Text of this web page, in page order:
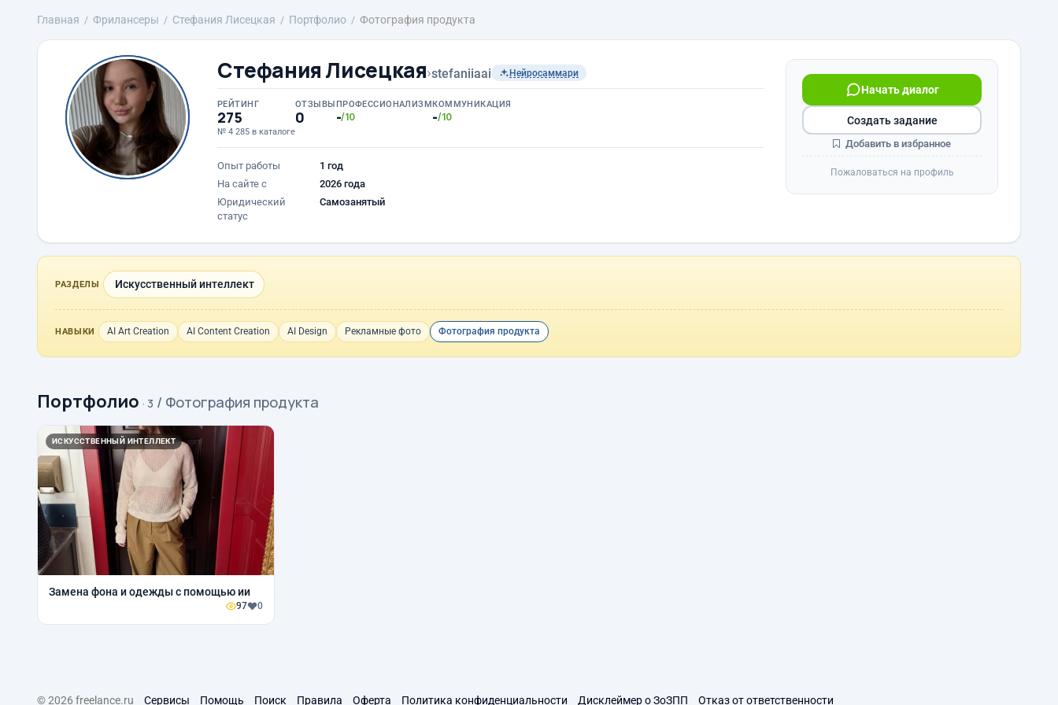
Главная Фрилансеры Стефания Лисецкая Портфолио Фотография продукта
Стефания Лисецкая›stefaniiaai Нейросаммари
РЕЙТИНГ
275
№ 4 285 в каталоге
ОТЗЫВЫ
0
ПРОФЕССИОНАЛИЗМ
-/10
КОММУНИКАЦИЯ
-/10
Опыт работы
1 год
На сайте с
2026 года
Юридический
статус
Самозанятый
Начать диалог
Создать задание
Добавить в избранное
Пожаловаться на профиль
РАЗДЕЛЫ Искусственный интеллект
НАВЫКИ AI Art Creation AI Content Creation AI Design Рекламные фото Фотография продукта
Портфолио · 3 / Фотография продукта
ИСКУССТВЕННЫЙ ИНТЕЛЛЕКТ
Замена фона и одежды с помощью ии
97 0
© 2026 freelance.ru Сервисы Помощь Поиск Правила Оферта Политика конфиденциальности Дисклеймер о ЗоЗПП Отказ от ответственности